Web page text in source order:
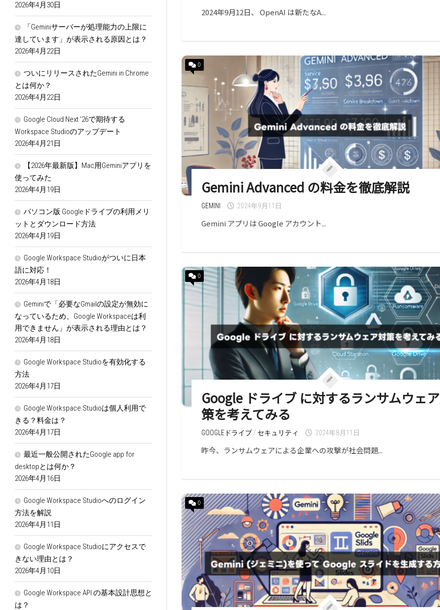
2024年9月12日、 OpenAI は新たなA...
0
Gemini Advanced の料金を徹底解説
GEMINI 2024年9月11日
Gemini アプリは Google アカウント...
0
Google ドライブ に対するランサムウェ
策を考えてみる
GOOGLEドライブ/ セキュリティ 2024年8月11日
昨今、ランサムウェアによる企業への攻撃が社会問題...
0
2026年4月30日
「Geminiサーバーが処理能力の上限に
達しています」が表示される原因とは？
2026年4月22日
ついにリリースされたGemini in Chrome
とは何か？
2026年4月22日
Google Cloud Next ’26で期待する
Workspace Studioのアップデート
2026年4月21日
【2026年最新版】Mac用Geminiアプリを
使ってみた
2026年4月19日
パソコン版 Googleドライブの利用メリ
ットとダウンロード方法
2026年4月19日
Google Workspace Studioがついに日本
語に対応！
2026年4月18日
Geminiで「必要なGmailの設定が無効に
なっているため、Google Workspaceは利
用できません」が表示される理由とは？
2026年4月18日
Google Workspace Studioを有効化する
方法
2026年4月17日
Google Workspace Studioは個人利用で
きる？料金は？
2026年4月17日
最近一般公開されたGoogle app for
desktopとは何か？
2026年4月16日
Google Workspace Studioへのログイン
方法を解説
2026年4月11日
Google Workspace Studioにアクセスで
きない理由とは？
2026年4月10日
Google Workspace API の基本設計思想と
は？